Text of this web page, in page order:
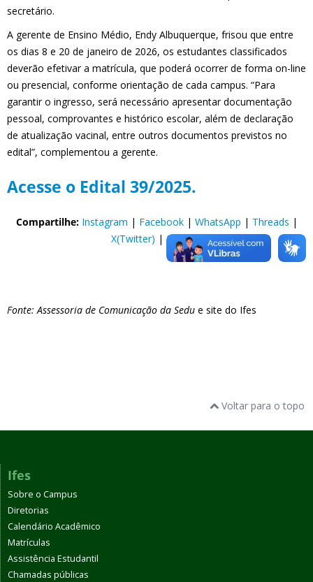
secretário.
A gerente de Ensino Médio, Endy Albuquerque, frisou que entre
os dias 8 e 20 de janeiro de 2026, os estudantes classificados
deverão efetivar a matrícula, que poderá ocorrer de forma on-line
ou presencial, conforme orientação de cada campus. “Para
garantir o ingresso, será necessário apresentar documentação
pessoal, comprovantes e histórico escolar, além de declaração
de atualização vacinal, entre outros documentos previstos no
edital”, complementou a gerente.
Acesse o Edital 39/2025.
Compartilhe: Instagram | Facebook| WhatsApp | Threads |
X(Twitter) | BlueSky
Fonte: Assessoria de Comunicação da Sedu e site do Ifes
Voltar para o topo
Ifes
Sobre o Campus
Diretorias
Calendário Acadêmico
Matrículas
Assistência Estudantil
Chamadas públicas